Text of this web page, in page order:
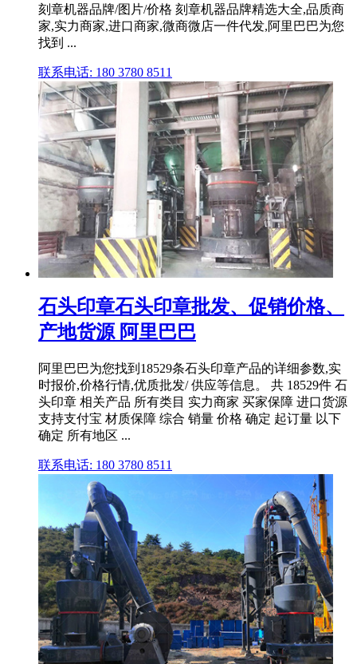
刻章机器品牌/图片/价格 刻章机器品牌精选大全,品质商
家,实力商家,进口商家,微商微店一件代发,阿里巴巴为您
找到 ...
联系电话: 180 3780 8511
石头印章石头印章批发、促销价格、
产地货源 阿里巴巴
阿里巴巴为您找到18529条石头印章产品的详细参数,实
时报价,价格行情,优质批发/ 供应等信息。 共 18529件 石
头印章 相关产品 所有类目 实力商家 买家保障 进口货源
支持支付宝 材质保障 综合 销量 价格 确定 起订量 以下
确定 所有地区 ...
联系电话: 180 3780 8511